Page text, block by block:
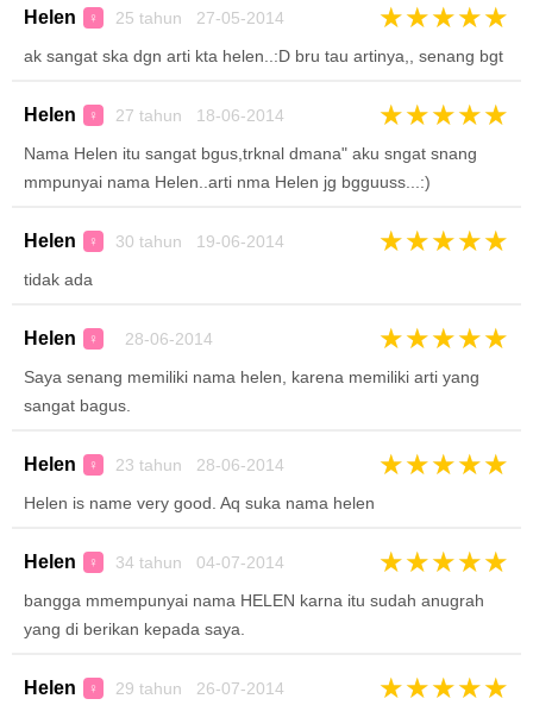
Helen ♀ 25 tahun 27-05-2014 ★★★★★
ak sangat ska dgn arti kta helen..:D bru tau artinya,, senang bgt
Helen ♀ 27 tahun 18-06-2014 ★★★★★
Nama Helen itu sangat bgus,trknal dmana" aku sngat snang
mmpunyai nama Helen..arti nma Helen jg bgguuss...:)
Helen ♀ 30 tahun 19-06-2014 ★★★★★
tidak ada
Helen ♀ 28-06-2014 ★★★★★
Saya senang memiliki nama helen, karena memiliki arti yang
sangat bagus.
Helen ♀ 23 tahun 28-06-2014 ★★★★★
Helen is name very good. Aq suka nama helen
Helen ♀ 34 tahun 04-07-2014 ★★★★★
bangga mmempunyai nama HELEN karna itu sudah anugrah
yang di berikan kepada saya.
Helen ♀ 29 tahun 26-07-2014 ★★★★★